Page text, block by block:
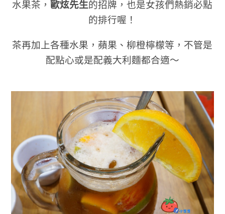
水果茶，歐炫先生的招牌，也是女孩們熱銷必點
的排行喔！
茶再加上各種水果，蘋果、柳橙檸檬等，不管是
配點心或是配義大利麵都合適～